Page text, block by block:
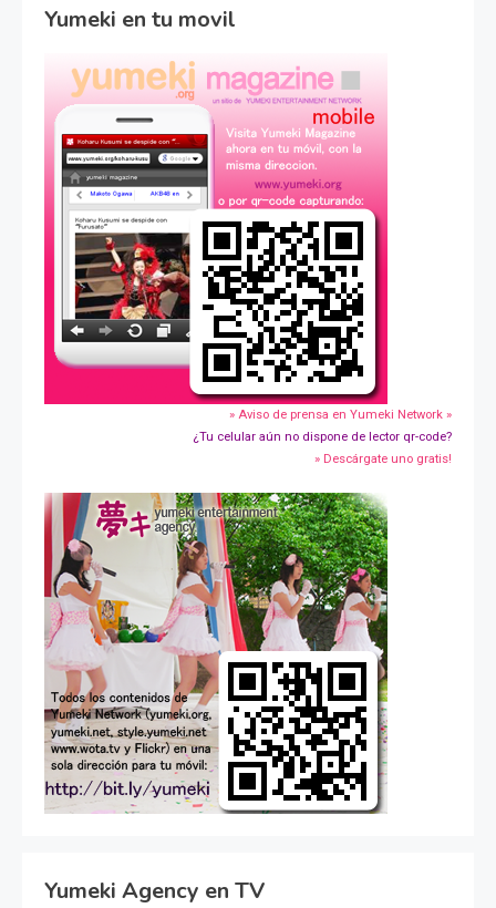
Yumeki en tu movil
» Aviso de prensa en Yumeki Network »
¿Tu celular aún no dispone de lector qr-code?
» Descárgate uno gratis!
Yumeki Agency en TV